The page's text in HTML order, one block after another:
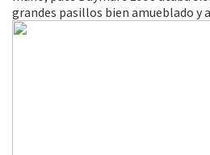
grandes pasillos bien amueblado y